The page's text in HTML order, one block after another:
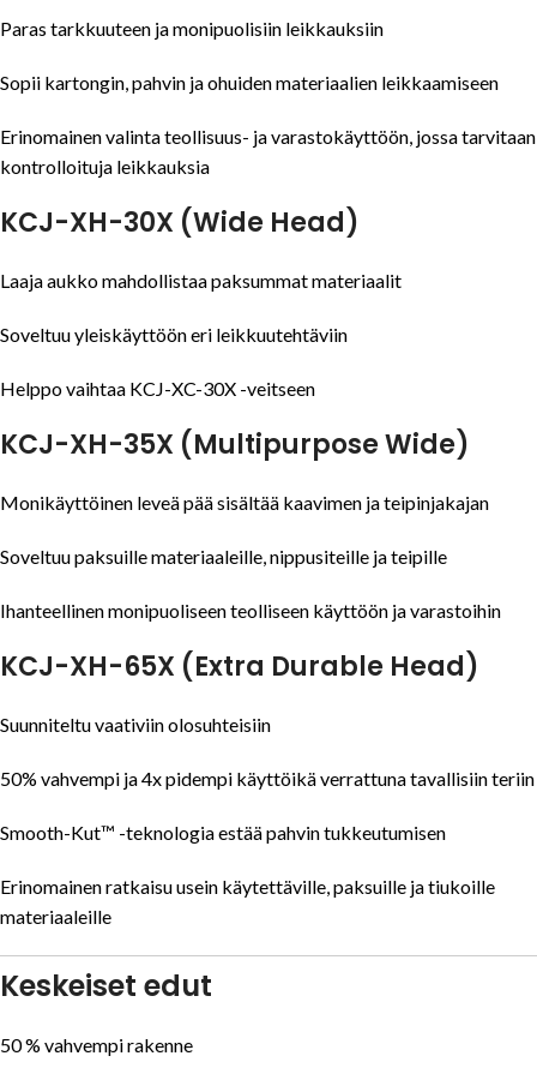
Paras tarkkuuteen ja monipuolisiin leikkauksiin
Sopii kartongin, pahvin ja ohuiden materiaalien leikkaamiseen
Erinomainen valinta teollisuus- ja varastokäyttöön, jossa tarvitaan
kontrolloituja leikkauksia
KCJ-XH-30X (Wide Head)
Laaja aukko mahdollistaa paksummat materiaalit
Soveltuu yleiskäyttöön eri leikkuutehtäviin
Helppo vaihtaa KCJ-XC-30X -veitseen
KCJ-XH-35X (Multipurpose Wide)
Monikäyttöinen leveä pää sisältää kaavimen ja teipinjakajan
Soveltuu paksuille materiaaleille, nippusiteille ja teipille
Ihanteellinen monipuoliseen teolliseen käyttöön ja varastoihin
KCJ-XH-65X (Extra Durable Head)
Suunniteltu vaativiin olosuhteisiin
50% vahvempi ja 4x pidempi käyttöikä verrattuna tavallisiin teriin
Smooth-Kut™ -teknologia estää pahvin tukkeutumisen
Erinomainen ratkaisu usein käytettäville, paksuille ja tiukoille
materiaaleille
Keskeiset edut
50 % vahvempi rakenne